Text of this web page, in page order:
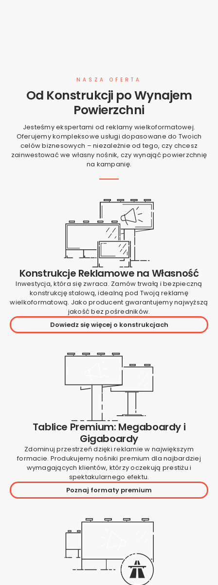
NASZA OFERTA
Od Konstrukcji po Wynajem
Powierzchni
Jesteśmy ekspertami od reklamy wielkoformatowej.
Oferujemy kompleksowe usługi dopasowane do Twoich
celów biznesowych – niezależnie od tego, czy chcesz
zainwestować we własny nośnik, czy wynająć powierzchnię
na kampanię.
Konstrukcje Reklamowe na Własność
Inwestycja, która się zwraca. Zamów trwałą i bezpieczną
konstrukcję stalową, idealną pod Twoją reklamę
wielkoformatową. Jako producent gwarantujemy najwyższą
jakość bez pośredników.
Dowiedz się więcej o konstrukcjach
Tablice Premium: Megaboardy i
Gigaboardy
Zdominuj przestrzeń dzięki reklamie w największym
formacie. Produkujemy nośniki premium dla najbardziej
wymagających klientów, którzy oczekują prestiżu i
spektakularnego efektu.
Poznaj formaty premium